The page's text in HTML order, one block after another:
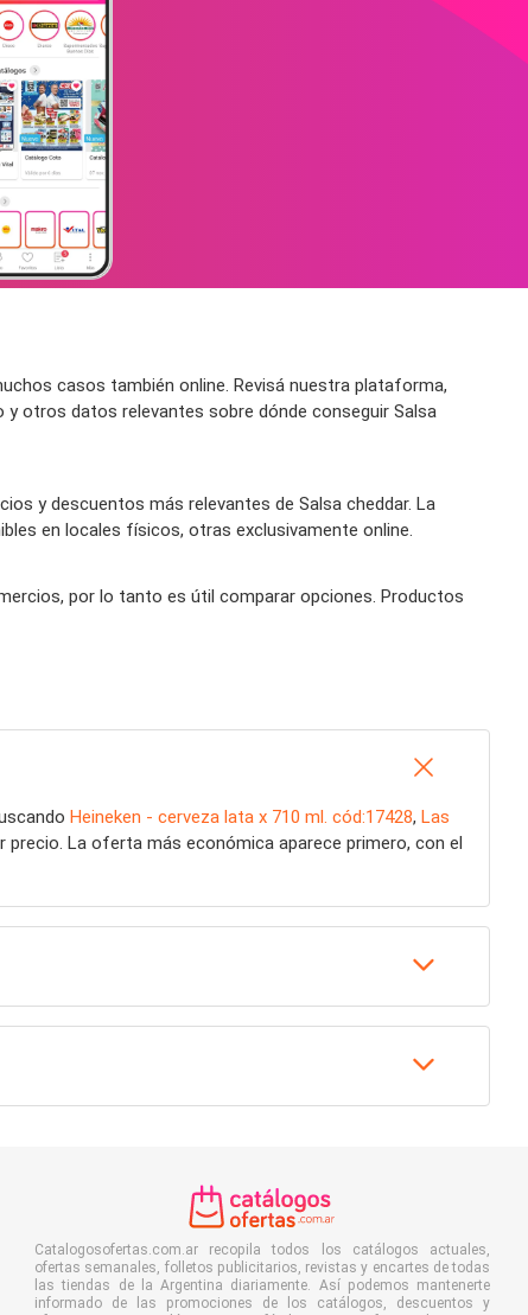
casos también online. Revisá nuestra plataforma,
otros datos relevantes sobre dónde conseguir Salsa
y descuentos más relevantes de Salsa cheddar. La
en locales físicos, otras exclusivamente online.
por lo tanto es útil comparar opciones. Productos
Heineken - cerveza lata x 710 ml. cód:17428, Las
precio. La oferta más económica aparece primero, con el
Catalogosofertas.com.ar recopila todos los catálogos actuales,
ofertas semanales, folletos publicitarios, revistas y encartes de todas
las tiendas de la Argentina diariamente. Así podemos mantenerte
informado de las promociones de los catálogos, descuentos y